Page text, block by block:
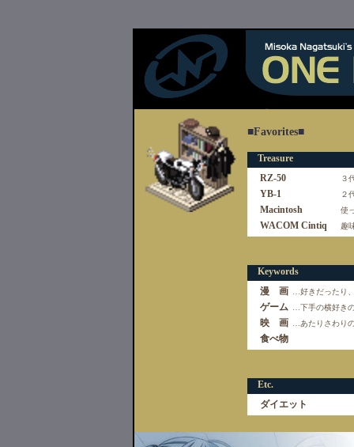
■Favorites■
Treasure
RZ-50
３
YB-1 ２
Macintosh 使
WACOM Cintiq 趣
Keywords
漫 画
…好きだったり
ゲーム …下手の横好き
映 画 …あたりさわり
食べ物
Etc.
ダイエット